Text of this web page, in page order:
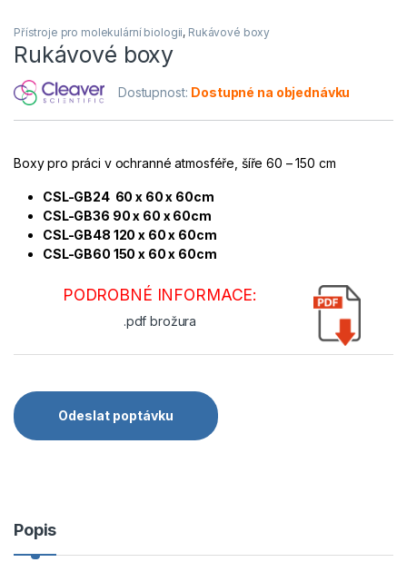
Přístroje pro molekulární biologii, Rukávové boxy
Rukávové boxy
Dostupnost: Dostupné na objednávku
Boxy pro práci v ochranné atmosféře, šíře 60 – 150 cm
CSL-GB24 60 x 60 x 60cm
CSL-GB36 90 x 60 x 60cm
CSL-GB48 120 x 60 x 60cm
CSL-GB60 150 x 60 x 60cm
PODROBNÉ INFORMACE:
.pdf brožura
Odeslat poptávku
Popis